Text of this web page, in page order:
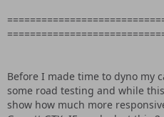
Before I made time to dyno my
some road testing and while
show how much more